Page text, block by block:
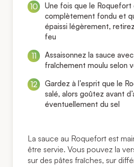
Une fois que le Roquefort
complètement fondu et
épaissi légèrement,
feu
Assaisonnez la sauce
fraîchement moulu selon
Gardez à l’esprit que le
salé, alors goûtez avant
éventuellement du sel
La sauce au Roquefort est
être servie. Vous pouvez la
sur des pâtes fraîches, sur